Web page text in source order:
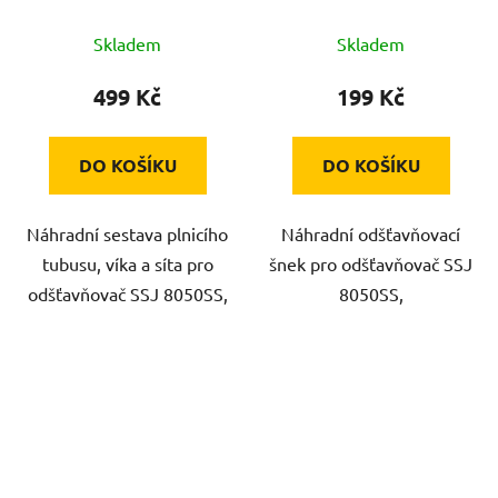
Skladem
499 Kč
DO KOŠÍKU
Náhradní sestava plnicího
tubusu, víka a síta pro
odšťavňovač SSJ 8050SS,
Skladem
199 Kč
DO KOŠÍKU
Náhradní odšťavňovací
šnek pro odšťavňovač SSJ
8050SS,